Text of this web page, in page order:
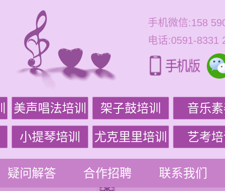
手机微信:158
电话:0591-8331
美声唱法培训 架子鼓培训 音乐
小提琴培训 尤克里里培训 艺考培
疑问解答 合作招聘 联系我们